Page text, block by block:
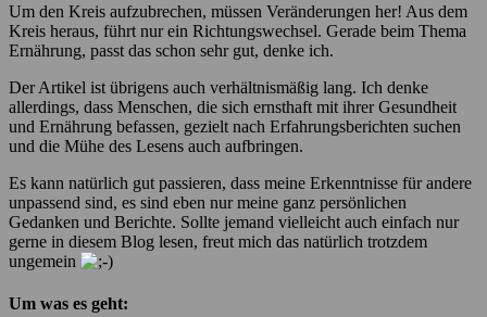
Um den Kreis aufzubrechen, müssen Veränderungen her! Aus dem
Kreis heraus, führt nur ein Richtungswechsel. Gerade beim Thema
Ernährung, passt das schon sehr gut, denke ich.
Der Artikel ist übrigens auch verhältnismäßig lang. Ich denke
allerdings, dass Menschen, die sich ernsthaft mit ihrer Gesundheit
und Ernährung befassen, gezielt nach Erfahrungsberichten suchen
und die Mühe des Lesens auch aufbringen.
Es kann natürlich gut passieren, dass meine Erkenntnisse für andere
unpassend sind, es sind eben nur meine ganz persönlichen
Gedanken und Berichte. Sollte jemand vielleicht auch einfach nur
gerne in diesem Blog lesen, freut mich das natürlich trotzdem
ungemein
Um was es geht: